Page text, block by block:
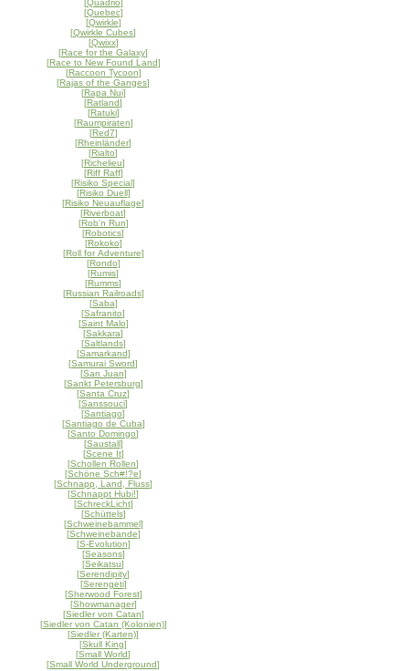
[Quadrio]
[Quebec]
[Qwirkle]
[Qwirkle Cubes]
[Qwixx]
[Race for the Galaxy]
[Race to New Found Land]
[Raccoon Tycoon]
[Rajas of the Ganges]
[Rapa Nui]
[Ratland]
[Ratuki]
[Raumpiraten]
[Red7]
[Rheinländer]
[Rialto]
[Richelieu]
[Riff Raff]
[Risiko Special]
[Risiko Duell]
[Risiko Neuauflage]
[Riverboat]
[Rob'n Run]
[Robotics]
[Rokoko]
[Roll for Adventure]
[Rondo]
[Rumis]
[Rumms]
[Russian Railroads]
[Saba]
[Safranito]
[Saint Malo]
[Sakkara]
[Saltlands]
[Samarkand]
[Samurai Sword]
[San Juan]
[Sankt Petersburg]
[Santa Cruz]
[Sanssouci]
[Santiago]
[Santiago de Cuba]
[Santo Domingo]
[Saustall]
[Scene It]
[Schollen Rollen]
[Schöne Sch#!?e]
[Schnapp, Land, Fluss]
[Schnappt Hubi!]
[SchreckLicht]
[Schüttels]
[Schweinebammel]
[Schweinebande]
[S-Evolution]
[Seasons]
[Seikatsu]
[Serendipity]
[Serengeti]
[Sherwood Forest]
[Showmanager]
[Siedler von Catan]
[Siedler von Catan (Kolonien)]
[Siedler (Karten)]
[Skull King]
[Small World]
[Small World Underground]